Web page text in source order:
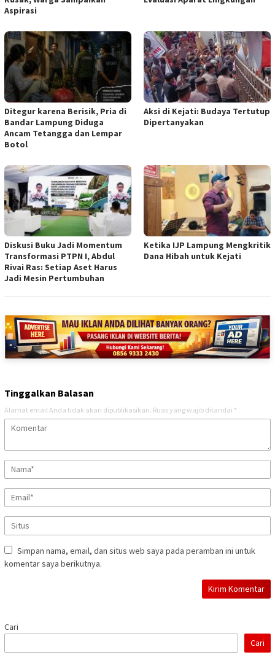
Aspirasi
Ditegur karena Berisik, Pria di
Bandar Lampung Diduga
Ancam Tetangga dan Lempar
Botol
Aksi di Kejati: Budaya Tertutup
Dipertanyakan
Diskusi Buku Jadi Momentum
Transformasi PTPN I, Abdul
Rivai Ras: Setiap Aset Harus
Jadi Mesin Pertumbuhan
Ketika IJP Lampung Mengkritik
Dana Hibah untuk Kejati
Tinggalkan Balasan
Alamat email Anda tidak akan dipublikasikan. Ruas yang wajib ditandai *
Simpan nama, email, dan situs web saya pada peramban ini untuk
komentar saya berikutnya.
Cari
Cari